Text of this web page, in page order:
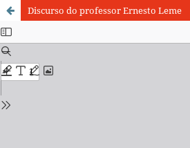
Discurso do professor Ernesto Leme